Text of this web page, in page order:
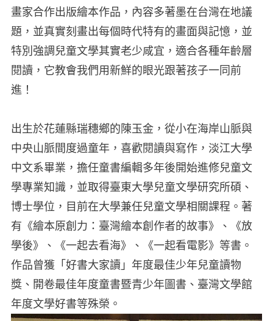
畫家合作出版繪本作品，內容多著墨在台灣在地議
題，並真實刻畫出每個時代特有的畫面與記憶，並
特別強調兒童文學其實老少咸宜，適合各種年齡層
閱讀，它教會我們用新鮮的眼光跟著孩子一同前
進！
出生於花蓮縣瑞穗鄉的陳玉金，從小在海岸山脈與
中央山脈間度過童年，喜歡閱讀與寫作，淡江大學
中文系畢業，擔任童書編輯多年後開始進修兒童文
學專業知識，並取得臺東大學兒童文學研究所碩、
博士學位，目前在大學兼任兒童文學相關課程。著
有《繪本原創力：臺灣繪本創作者的故事》、《放
學後》、《一起去看海》、《一起看電影》等書。
作品曾獲「好書大家讀」年度最佳少年兒童讀物
獎、開卷最佳年度童書暨青少年圖書、臺灣文學館
年度文學好書等殊榮。